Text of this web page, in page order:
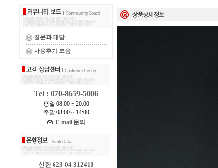
질문과 대답
사용후기 모음
Tel : 070-8659-5006
평일 08:00 ~ 20:00
주말 08:00 ~ 14:00
E-mail 문의
신한 623-04-312410